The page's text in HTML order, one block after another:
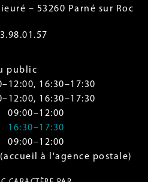
– 53260 Parné sur Roc
public
16:30–17:30
16:30–17:30
09:00–12:00
16:30–17:30
09:00–12:00
à l'agence postale)